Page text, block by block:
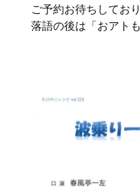
ご予約お待ちしており
落語の後は「おアト